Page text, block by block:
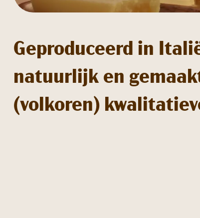
Geproduceerd in
natuurlijk en
(volkoren)